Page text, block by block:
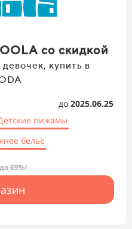
со скидкой
девочек, купить в
до 2025.06.25
пижамы
бельё
69%!